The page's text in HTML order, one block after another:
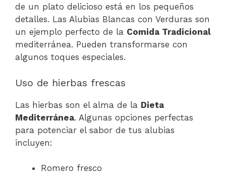
de un plato delicioso está en los pequeños
detalles. Las Alubias Blancas con Verduras son
un ejemplo perfecto de la Comida Tradicional
mediterránea. Pueden transformarse con
algunos toques especiales.
Uso de hierbas frescas
Las hierbas son el alma de la Dieta
Mediterránea. Algunas opciones perfectas
para potenciar el sabor de tus alubias
incluyen:
Romero fresco